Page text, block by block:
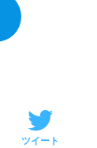
ツイート